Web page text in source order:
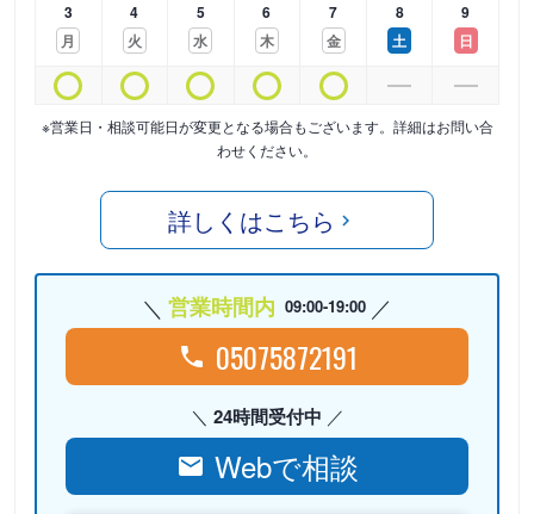
3
月
4
火
5
水
6
木
7
金
8
土
9
日
※営業日・相談可能日が変更となる場合もございます。詳細はお問い合
わせください。
詳しくはこちら
営業時間内 09:00-19:00
05075872191
24時間受付中
Webで相談